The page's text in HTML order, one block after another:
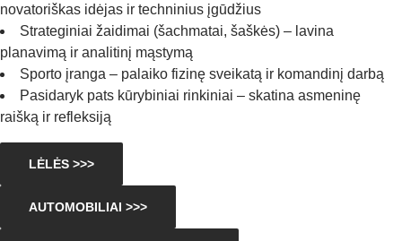
novatoriškas idėjas ir techninius įgūdžius
Strateginiai žaidimai (šachmatai, šaškės) – lavina
planavimą ir analitinį mąstymą
Sporto įranga – palaiko fizinę sveikatą ir komandinį darbą
Pasidaryk pats kūrybiniai rinkiniai – skatina asmeninę
raišką ir refleksiją
LĖLĖS >>>
AUTOMOBILIAI >>>